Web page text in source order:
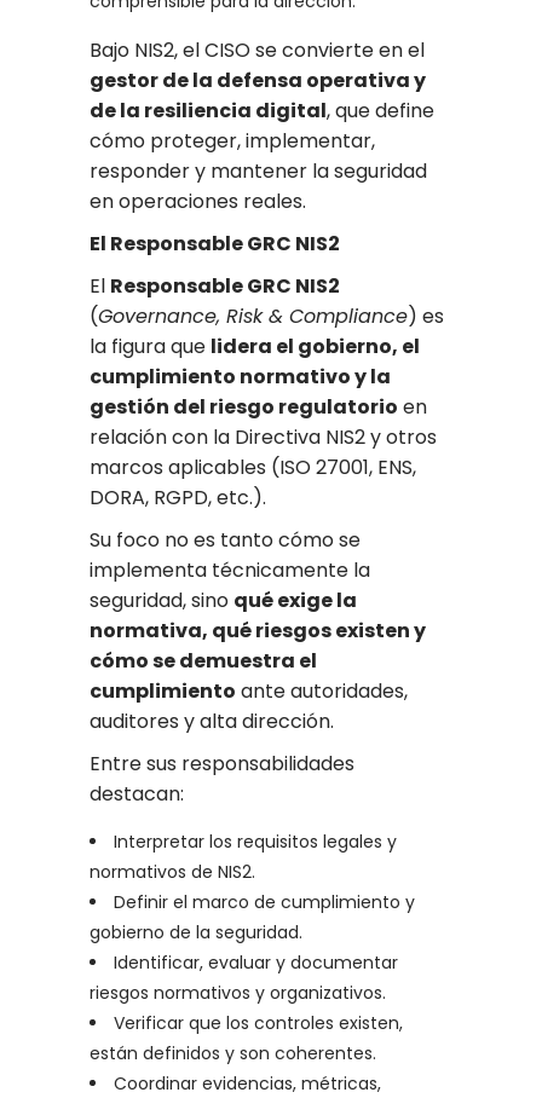
Bajo NIS2, el CISO se convierte en el
gestor de la defensa operativa y
de la resiliencia digital, que define
cómo proteger, implementar,
responder y mantener la seguridad
en operaciones reales.
El Responsable GRC NIS2
El Responsable GRC NIS2
(Governance, Risk & Compliance) es
la figura que lidera el gobierno, el
cumplimiento normativo y la
gestión del riesgo regulatorio en
relación con la Directiva NIS2 y otros
marcos aplicables (ISO 27001, ENS,
DORA, RGPD, etc.).
Su foco no es tanto cómo se
implementa técnicamente la
seguridad, sino qué exige la
normativa, qué riesgos existen y
cómo se demuestra el
cumplimiento ante autoridades,
auditores y alta dirección.
Entre sus responsabilidades
destacan:
Interpretar los requisitos legales y
normativos de NIS2.
Definir el marco de cumplimiento y
gobierno de la seguridad.
Identificar, evaluar y documentar
riesgos normativos y organizativos.
Verificar que los controles existen,
están definidos y son coherentes.
Coordinar evidencias, métricas,